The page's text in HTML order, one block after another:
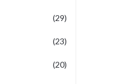
(29)
(23)
(20)